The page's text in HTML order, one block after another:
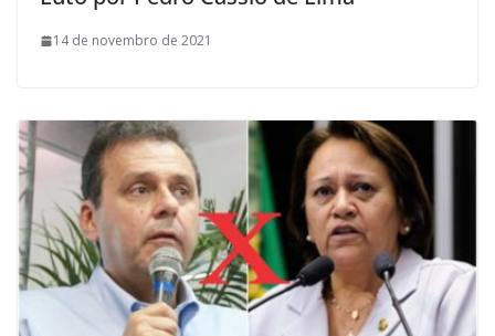
14 de novembro de 2021